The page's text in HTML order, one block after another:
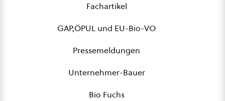
Fachartikel
GAP,ÖPUL und EU-Bio-VO
Pressemeldungen
Unternehmer-Bauer
Bio Fuchs